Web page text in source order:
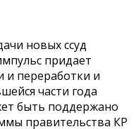
новых ссуд
придает
и переработки и
части года
быть поддержано
правительства КР